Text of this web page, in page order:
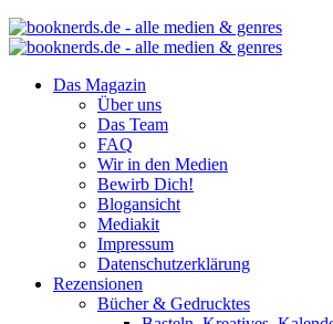
Das Magazin
Über uns
Das Team
FAQ
Wir in den Medien
Bewirb Dich!
Blogansicht
Mediakit
Impressum
Datenschutzerklärung
Rezensionen
Bücher & Gedrucktes